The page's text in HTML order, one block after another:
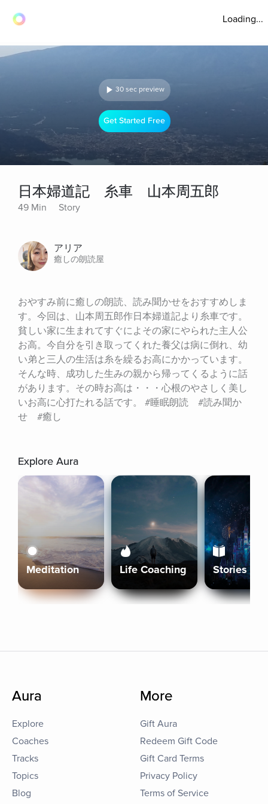
Loading...
30 sec preview
Get Started Free
日本婦道記 糸車 山本周五郎
49 Min Story
アリア
癒しの朗読屋
おやすみ前に癒しの朗読、読み聞かせをおすすめしま
す。今回は、山本周五郎作日本婦道記より糸車です。
貧しい家に生まれてすぐによその家にやられた主人公
お高。今自分を引き取ってくれた養父は病に倒れ、幼
い弟と三人の生活は糸を繰るお高にかかっています。
そんな時、成功した生みの親から帰ってくるように話
があります。その時お高は・・・心根のやさしく美し
いお高に心打たれる話です。 #睡眠朗読　#読み聞か
せ　#癒し
Explore Aura
Meditation Life Coaching Stories
Aura
Explore
Coaches
Tracks
Topics
Blog
More
Gift Aura
Redeem Gift Code
Gift Card Terms
Privacy Policy
Terms of Service